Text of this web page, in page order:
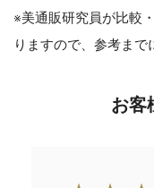
※美通販研究員が比較
りますので、参考まで
お客